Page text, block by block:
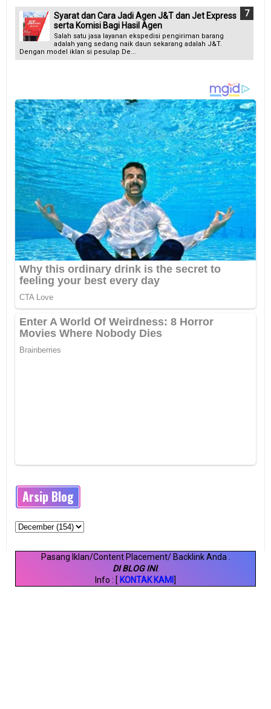
Syarat dan Cara Jadi Agen J&T dan Jet Express
serta Komisi Bagi Hasil Agen
Salah satu jasa layanan ekspedisi pengiriman barang
adalah yang sedang naik daun sekarang adalah J&T.
Dengan model iklan si pesulap De...
Arsip Blog
Pasang Iklan/Content Placement/ Backlink Anda .
DI BLOG INI.
Info : [ KONTAK KAMI ]